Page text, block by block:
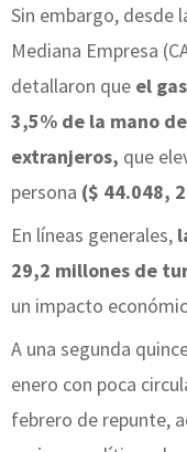
Sin embargo, desde
Mediana Empresa
detallaron que el
3,5% de la mano
extranjeros, que
persona ($ 44.048,
En líneas generales,
29,2 millones de
un impacto
A una segunda
enero con poca
febrero de repunte,